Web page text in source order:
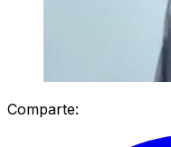
Comparte: